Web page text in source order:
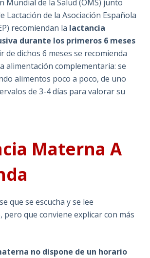
Mundial de la Salud (OMS) junto
Lactación de la Asociación Española
recomiendan la lactancia
durante los primeros 6 meses
de dichos 6 meses se recomienda
alimentación complementaria: se
alimentos poco a poco, de uno
de 3-4 días para valorar su
Materna A
que se escucha y se lee
pero que conviene explicar con más
no dispone de un horario